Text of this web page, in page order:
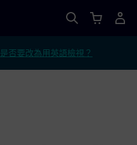
是否要改為用英語檢視？